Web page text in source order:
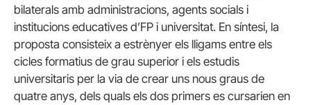
bilaterals amb administracions, agents socials i
institucions educatives d’FP i universitat. En síntesi, la
proposta consisteix a estrènyer els lligams entre els
cicles formatius de grau superior i els estudis
universitaris per la via de crear uns nous graus de
quatre anys, dels quals els dos primers es cursarien en